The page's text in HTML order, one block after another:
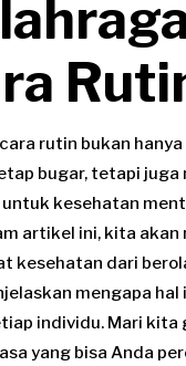
rutin bukan
bugar, tetapi juga
kesehatan
artikel ini, kita akan
kesehatan dari
mengapa hal
individu. Mari kita
yang bisa Anda